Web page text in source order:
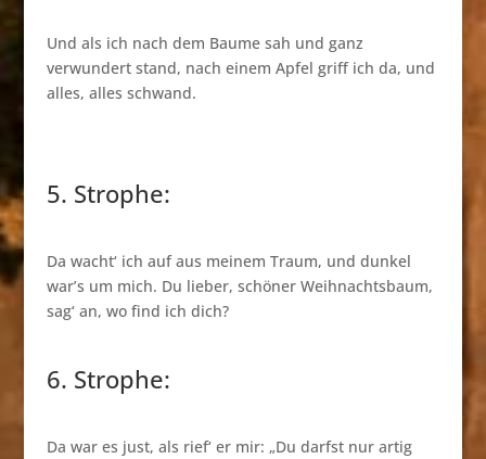
Und als ich nach dem Baume sah und ganz
verwundert stand, nach einem Apfel griff ich da, und
alles, alles schwand.
5. Strophe:
Da wacht‘ ich auf aus meinem Traum, und dunkel
war’s um mich. Du lieber, schöner Weihnachtsbaum,
sag‘ an, wo find ich dich?
6. Strophe:
Da war es just, als rief‘ er mir: „Du darfst nur artig